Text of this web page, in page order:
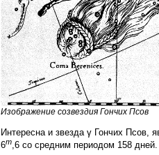
Изображение созвездия Гончих Псов
Интересна и звезда γ Гончих Псов,
6m,6 со средним периодом 158 дней.